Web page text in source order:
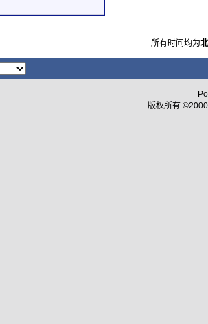
所有时间均为
版权所有